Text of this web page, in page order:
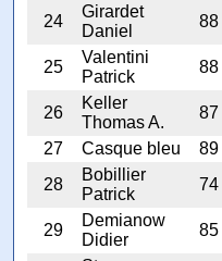
24
Girardet
Daniel
88
25
Valentini
Patrick
88
26
Keller
Thomas A.
87
27
Casque bleu 89
28
Bobillier
Patrick
74
29
Demianow
Didier
85